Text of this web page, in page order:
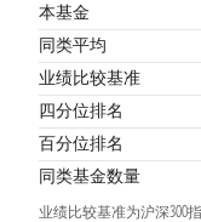
本基金
同类平均
业绩比较基准
四分位排名
百分位排名
同类基金数量
业绩比较基准为沪深300